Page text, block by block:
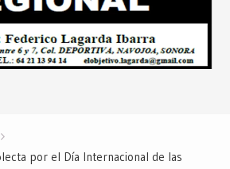
por el Día Internacional de las